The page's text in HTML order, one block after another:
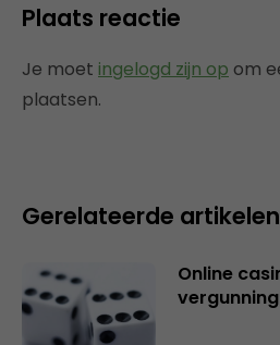
Plaats reactie
Je moet ingelogd zijn op om
plaatsen.
Gerelateerde artikelen
Online